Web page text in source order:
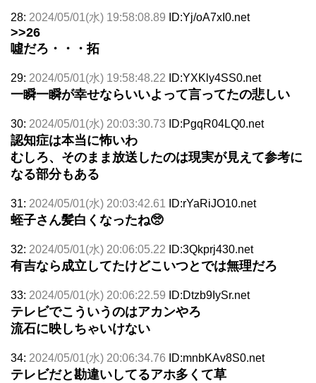
28: 2024/05/01(水) 19:58:08.89 ID:Yj/oA7xI0.net
>>26
噓だろ・・・拓
29: 2024/05/01(水) 19:58:48.22 ID:YXKly4SS0.net
一瞬一瞬が幸せならいいよって言ってたの悲しい
30: 2024/05/01(水) 20:03:30.73 ID:PgqR04LQ0.net
認知症は本当に怖いわ
むしろ、そのまま放送したのは現実が見えて参考に
なる部分もある
31: 2024/05/01(水) 20:03:42.61 ID:rYaRiJO10.net
蛭子さん髪白くなったね🥺
32: 2024/05/01(水) 20:06:05.22 ID:3Qkprj430.net
有吉なら成立してたけどこいつとでは無理だろ
33: 2024/05/01(水) 20:06:22.59 ID:Dtzb9IySr.net
テレビでこういうのはアカンやろ
流石に映しちゃいけない
34: 2024/05/01(水) 20:06:34.76 ID:mnbKAv8S0.net
テレビだと勘違いしてるアホ多くて草